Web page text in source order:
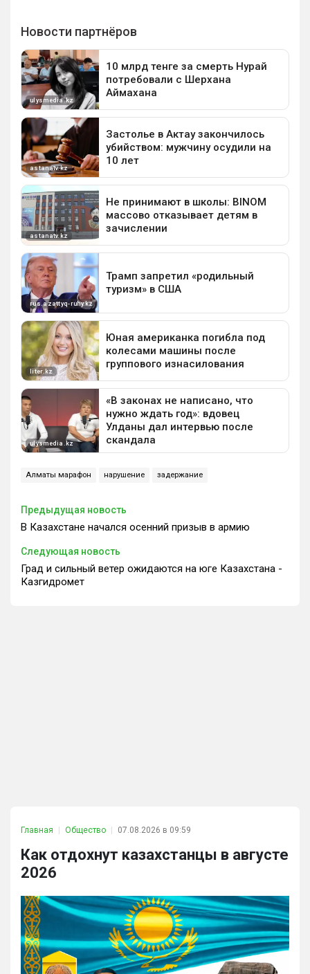
Алматы марафон нарушение задержание
Предыдущая новость
В Казахстане начался осенний призыв в армию
Следующая новость
Град и сильный ветер ожидаются на юге Казахстана -
Казгидромет
Главная Общество 07.08.2026 в 09:59
Как отдохнут казахстанцы в августе
2026